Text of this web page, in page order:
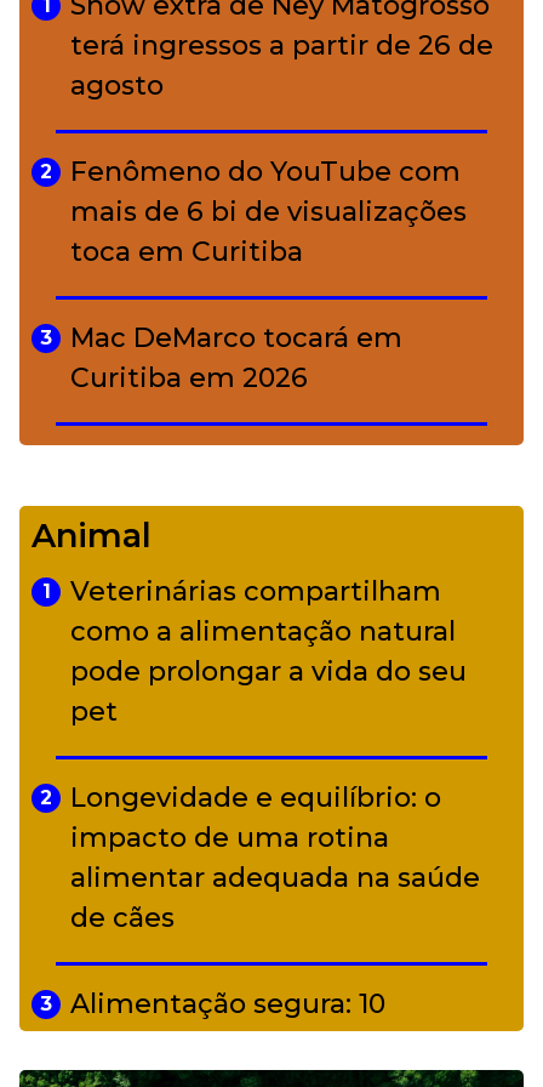
conquistou o luxo
A ciência por trás da skincare: a
função de cada ativo
1
terá ingressos a partir de 26 de
agosto
2
Fenômeno do YouTube com
mais de 6 bi de visualizações
toca em Curitiba
3
Mac DeMarco tocará em
Curitiba em 2026
Camerata tem repertório
diverso a partir de R$ 17
Adriana Calcanhotto retoma
alter ego infantil para show em
Curitiba
Animal
1
Veterinárias compartilham
como a alimentação natural
pode prolongar a vida do seu
pet
2
Longevidade e equilíbrio: o
impacto de uma rotina
alimentar adequada na saúde
de cães
3
Alimentação segura: 10